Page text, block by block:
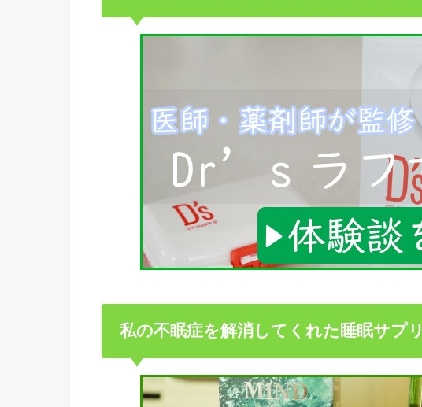
私の不眠症を解消してくれた睡眠サプリ